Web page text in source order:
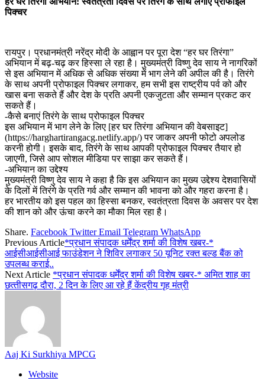
पिक्चर
रायपुर। प्रधानमंत्री नरेंद्र मोदी के आह्वान पर पूरा देश “हर घर तिरंगा”
अभियान में बढ़-चढ़ कर हिस्सा ले रहा है। मुख्यमंत्री विष्णु देव साय ने नागरिकों
से इस अभियान में अधिक से अधिक संख्या में भाग लेने की अपील की है। तिरंगे
के साथ अपनी प्रोफाइल पिक्चर लगाकर, हम सभी इस राष्ट्रीय पर्व को और
खास बना सकते हैं और देश के प्रति अपनी एकजुटता और सम्मान प्रकट कर
सकते हैं।
-कैसे बनाएं तिरंगे के साथ प्रोफाइल पिक्चर
इस अभियान में भाग लेने के लिए [हर घर तिरंगा अभियान की वेबसाइट]
(https://harghartirangacg.netlify.app/) पर जाकर अपनी फोटो अपलोड
करनी होगी। इसके बाद, तिरंगे के साथ आपकी प्रोफाइल पिक्चर तैयार हो
जाएगी, जिसे आप सोशल मीडिया पर साझा कर सकते हैं।
-अभियान का उद्देश्य
मुख्यमंत्री विष्णु देव साय ने कहा है कि इस अभियान का मुख्य उद्देश्य देशवासियों
के दिलों में तिरंगे के प्रति गर्व और सम्मान की भावना को और गहरा करना है।
हर भारतीय को इस पहल का हिस्सा बनकर, स्वतंत्रता दिवस के अवसर पर देश
की शान को और ऊंचा करने का मौका मिल रहा है।
Share. Facebook Twitter Email Telegram WhatsApp
Previous Article*प्रधान संपादक धर्मेंद्र शर्मा की विशेष खबर-*
आईसीआईसीआई फाउंडेशन ने शिविर लगाकर 50 यूनिट रक्त बल्ड बैंक को
उपलब्ध कराई..
Next Article *प्रधान संपादक धर्मेंद्र शर्मा की विशेष खबर-* अमित शाह का
छत्‍तीसगढ़ दौरा, 2 दिन के लिए आ रहे हैं केंद्रीय गृह मंत्री
Aaj Ki Surkhiya MPCG
Website